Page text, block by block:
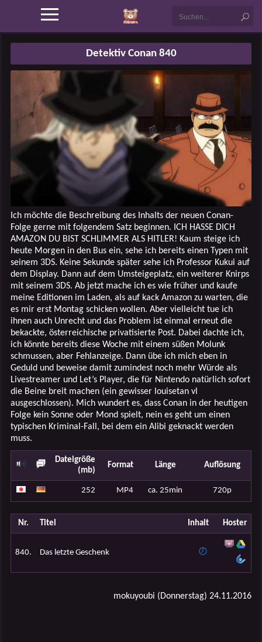
Detektiv Conan 840
Ich möchte die Beschreibung des Inhalts der neuen Conan-
Folge gerne mit folgendem Satz beginnen. ICH HASSE DICH
AMAZON DU BIST SCHLIMMER ALS HITLER! Kaum steige ich
heute Morgen in den Bus ein, sehe ich bereits einen Typen mit
seinem 3DS. Keine Sekunde später sehe ich Professor Kukui auf
dem Display. Dann auf dem Umsteigeplatz, ein weiterer Knirps
mit seinem 3DS. Ab jetzt mache ich es wie früher und kaufe
meine Editionen im Laden, als auf kack Amazon zu warten, die
es mir erst Montag schicken wollen. Aber vielleicht tue ich
ihnen auch Unrecht und das Problem ist einmal erneut die
bekackte, österreichische privatisierte Post. Dabei dachte ich,
ich könnte bereits diese Woche mit einem süßen Molunk
schmussen, aber Fehlanzeige. Dann übe ich mich eben in
Geduld und beweise damit zumindest noch mehr Würde als
Livestreamer und Let’s Player, die für Nintendo natürlich sofort
die Beine breit machen (ein gewisser louisetan vl
ausgeschlossen). Mich wundert es, dass Conan in der heutigen
Folge kein Sonne oder Mond spielt, nein es geht um einen
typischen Kriminal-Fall, bei dem ein Alibi geknackt werden
muss.
Dateigröße
(mb)
Format Länge Auflösung
252 MP4 ca. 25min 720p
Nr. Titel Inhalt Hoster
840. Das letzte Geschenk
mokuyoubi (Donnerstag) 24.11.2016